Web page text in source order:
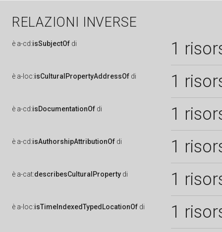
RELAZIONI INVERSE
è a-cd:isSubjectOf di 1
è a-loc:isCulturalPropertyAddressOf di 1
è a-cd:isDocumentationOf di 1
è a-cd:isAuthorshipAttributionOf di 1
è a-cat:describesCulturalProperty di 1
è a-loc:isTimeIndexedTypedLocationOf di 1